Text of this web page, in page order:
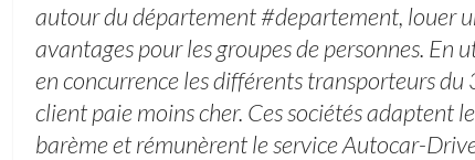
autour du département #departement, louer
avantages pour les groupes de personnes. En
en concurrence les différents transporteurs
client paie moins cher. Ces sociétés adaptent
barème et rémunèrent le service Autocar-